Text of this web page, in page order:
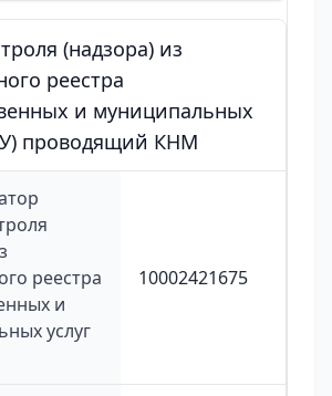
(надзора) из
реестра
и муниципальных
проводящий КНМ
реестра
и
услуг
10002421675